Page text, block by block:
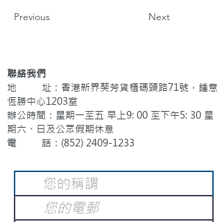
Previous Next
聯絡我們
地 址：香港新界葵芳貨櫃碼頭路71號，鍾意
恆勝中心1203室
辦公時間：星期一至五 早上9: 00 至下午5: 30 星
期六、日及公眾假期休息
電 話：(852) 2409-1233